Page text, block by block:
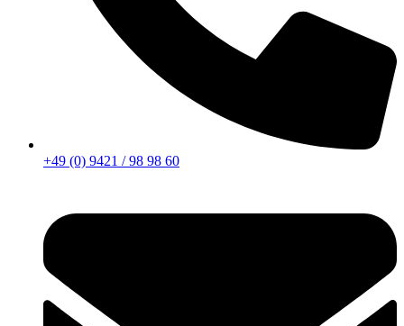
+49 (0) 9421 / 98 98 60